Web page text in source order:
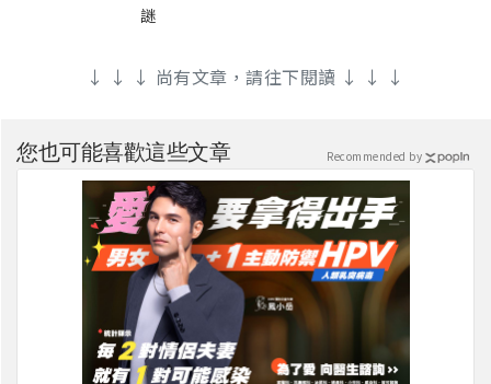
謎
↓ ↓ ↓ 尚有文章，請往下閱讀 ↓ ↓ ↓
您也可能喜歡這些文章 Recommended by